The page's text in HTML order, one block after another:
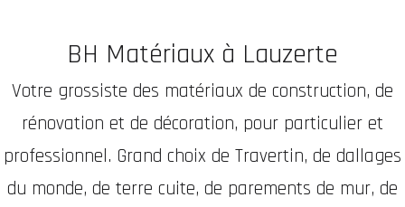
BH Matériaux à Lauzerte
Votre grossiste des matériaux de construction, de
rénovation et de décoration, pour particulier et
professionnel. Grand choix de Travertin, de dallages
du monde, de terre cuite, de parements de mur, de